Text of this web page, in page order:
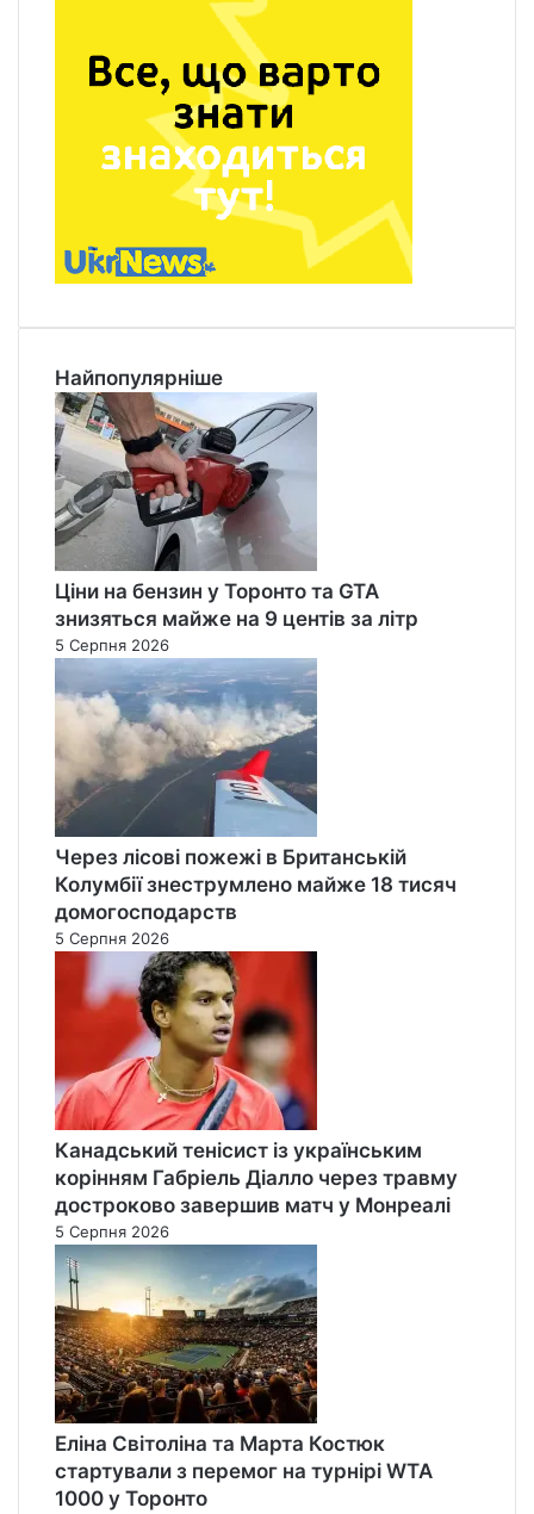
Найпопулярніше
Ціни на бензин у Торонто та GTA
знизяться майже на 9 центів за літр
5 Серпня 2026
Через лісові пожежі в Британській
Колумбії знеструмлено майже 18 тисяч
домогосподарств
5 Серпня 2026
Канадський тенісист із українським
корінням Габріель Діалло через травму
достроково завершив матч у Монреалі
5 Серпня 2026
Еліна Світоліна та Марта Костюк
стартували з перемог на турнірі WTA
1000 у Торонто